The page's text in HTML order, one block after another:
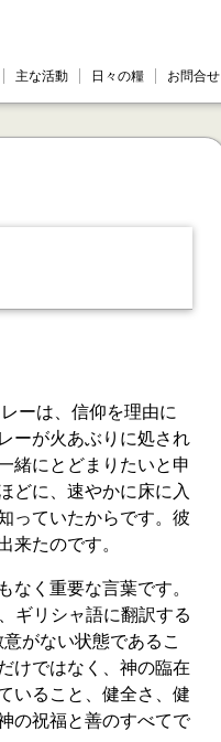
主な活動 日々の糧 お問合せ
ーは、信仰を理由に
ーが火あぶりに処され
緒にとどまりたいと申
どに、速やかに床に入
っていたからです。彼
来たのです。
なく重要な言葉です。
ギリシャ語に翻訳する
がない状態であるこ
けではなく、神の臨在
いること、健全さ、健
の祝福と善のすべてで